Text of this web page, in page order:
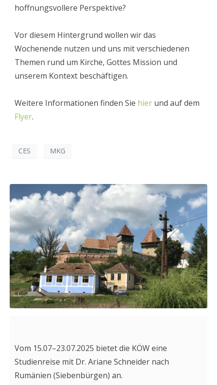
hoffnungsvollere Perspektive?
Vor diesem Hintergrund wollen wir das
Wochenende nutzen und uns mit verschiedenen
Themen rund um Kirche, Gottes Mission und
unserem Kontext beschäftigen.
Weitere Informationen finden Sie hier und auf dem
Flyer.
CES MKG
Vom 15.07–23.07.2025 bietet die KÖW eine
Studienreise mit Dr. Ariane Schneider nach
Rumänien (Siebenbürgen) an.